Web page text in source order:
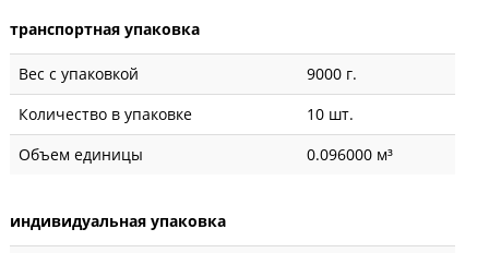
транспортная упаковка
Вес с упаковкой
9000 г.
Количество в упаковке
10 шт.
Объем единицы
0.096000 м³
индивидуальная упаковка